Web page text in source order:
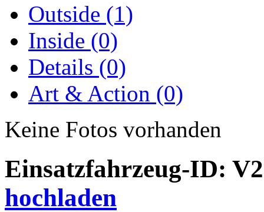
Outside (1)
Inside (0)
Details (0)
Art & Action (0)
Keine Fotos vorhanden
Einsatzfahrzeug-ID:
hochladen